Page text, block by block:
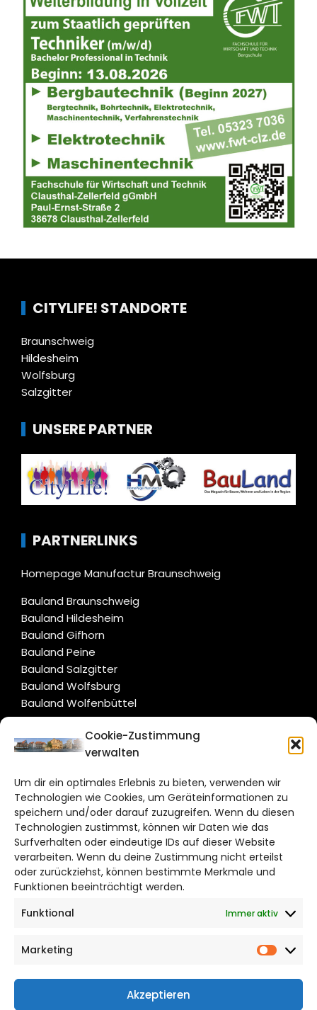
Cookie-Zustimmung
verwalten
Um dir ein optimales Erlebnis zu bieten, verwenden wir
Technologien wie Cookies, um Geräteinformationen zu
speichern und/oder darauf zuzugreifen. Wenn du diesen
Technologien zustimmst, können wir Daten wie das
Surfverhalten oder eindeutige IDs auf dieser Website
verarbeiten. Wenn du deine Zustimmung nicht erteilst
oder zurückziehst, können bestimmte Merkmale und
Funktionen beeinträchtigt werden.
Funktional
Immer aktiv
Marketing
Akzeptieren
CITYLIFE! STANDORTE
Braunschweig
Hildesheim
Wolfsburg
Salzgitter
UNSERE PARTNER
PARTNERLINKS
Homepage Manufactur Braunschweig
Bauland Braunschweig
Bauland Hildesheim
Bauland Gifhorn
Bauland Peine
Bauland Salzgitter
Bauland Wolfsburg
Bauland Wolfenbüttel
CITYLIFE!
hildesheim@citylifemedien.de
Bruchtorwall 12
38100 Braunschweig
Telefon: 0531 387220 – 65
DAS STADTMAGAZIN FÜR HILDESHEIM
Impressum
Cookie Richtlinie
CITYLIFE! BEI FACEBOOK